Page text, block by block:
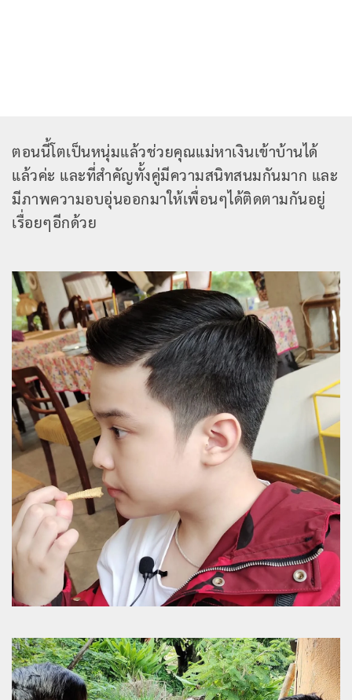
ตอนนี้โตเป็นหนุ่มแล้วช่วยคุณแม่หาเงินเข้าบ้านได้
แล้วค่ะ และที่สำคัญทั้งคู่มีความสนิทสนมกันมาก และ
มีภาพความอบอุ่นออกมาให้เพื่อนๆได้ติดตามกันอยู่
เรื่อยๆอีกด้วย